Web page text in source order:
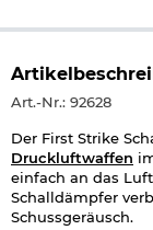
Art.-Nr.: 92628
Der First Strike
Druckluftwaffen
einfach an das
Schalldämpfer
Schussgeräusch.